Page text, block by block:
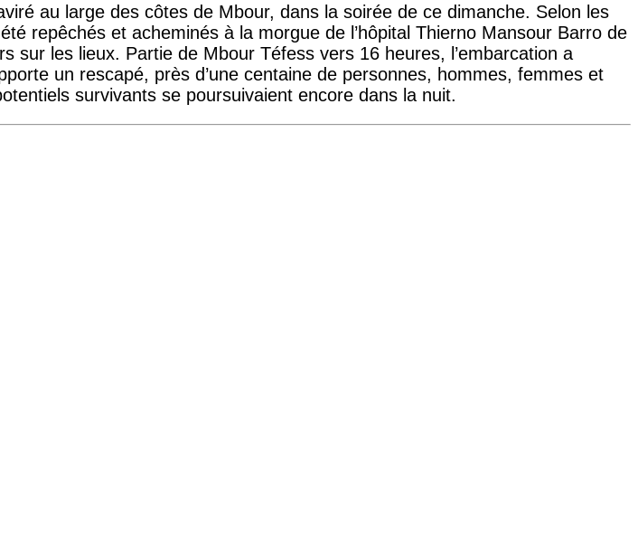
au large des côtes de Mbour, dans la soirée de ce dimanche. Selon les
repêchés et acheminés à la morgue de l’hôpital Thierno Mansour Barro de
les lieux. Partie de Mbour Téfess vers 16 heures, l’embarcation a
un rescapé, près d’une centaine de personnes, hommes, femmes et
survivants se poursuivaient encore dans la nuit.